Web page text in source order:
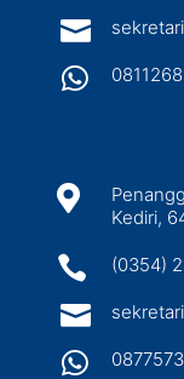



Kediri,
 (0354)

